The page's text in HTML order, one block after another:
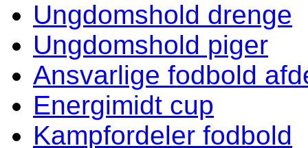
Ungdomshold drenge
Ungdomshold piger
Ansvarlige fodbold
Energimidt cup
Kampfordeler fodbold